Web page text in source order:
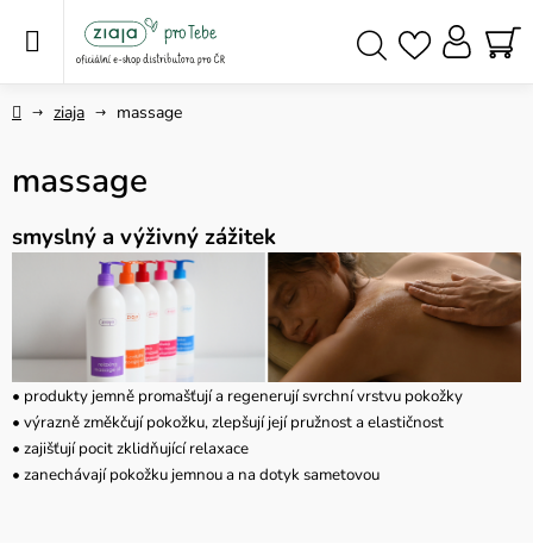
Domůziaja massage
massage
smyslný a výživný zážitek
• produkty jemně promašťují a regenerují svrchní vrstvu pokožky
• výrazně změkčují pokožku, zlepšují její pružnost a elastičnost
• zajišťují pocit zklidňující relaxace
• zanechávají pokožku jemnou a na dotyk sametovou